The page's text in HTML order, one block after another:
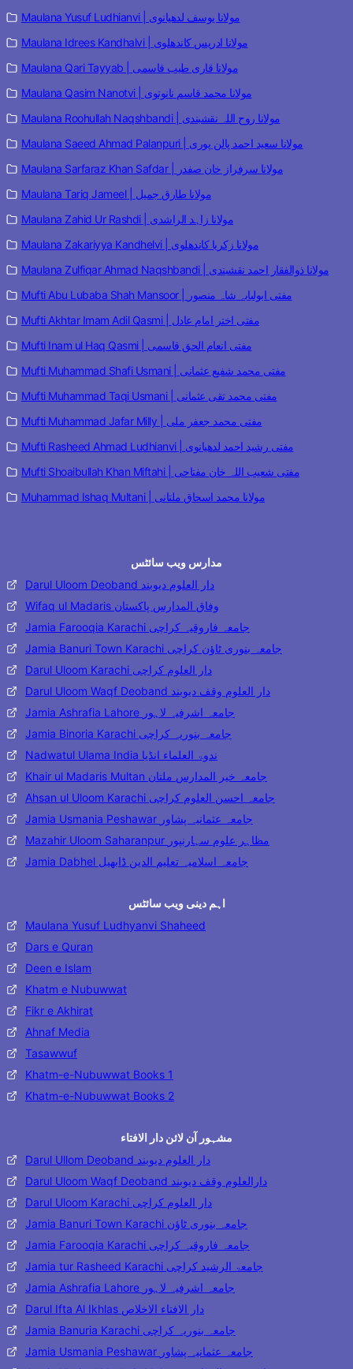
Maulana Yusuf Ludhianvi | مولانا یوسف لدھیانوی
Maulana Idrees Kandhalvi | مولانا ادریس کاندھلوی
Maulana Qari Tayyab | مولانا قاری طیب قاسمی
Maulana Qasim Nanotvi | مولانا محمد قاسم نانوتوی
Maulana Roohullah Naqshbandi | مولانا روح اللہ نقشبندی
Maulana Saeed Ahmad Palanpuri | مولانا سعید احمد پالن پوری
Maulana Sarfaraz Khan Safdar | مولانا سرفراز خان صفدر
Maulana Tariq Jameel | مولانا طارق جمیل
Maulana Zahid Ur Rashdi | مولانا زاہد الراشدی
Maulana Zakariyya Kandhelvi | مولانا زکریا کاندھلوی
Maulana Zulfiqar Ahmad Naqshbandi | مولانا ذوالفقار احمد نقشبندی
Mufti Abu Lubaba Shah Mansoor | مفتی ابولبابہ شاہ منصور
Mufti Akhtar Imam Adil Qasmi | مفتی اختر امام عادل
Mufti Inam ul Haq Qasmi | مفتی انعام الحق قاسمی
Mufti Muhammad Shafi Usmani | مفتی محمد شفیع عثمانی
Mufti Muhammad Taqi Usmani | مفتی محمد تقی عثمانی
Mufti Muhammad Jafar Milly | مفتی محمد جعفر ملی
Mufti Rasheed Ahmad Ludhianvi | مفتی رشید احمد لدھیانوی
Mufti Shoaibullah Khan Miftahi | مفتی شعیب اللہ خان مفتاحی
Muhammad Ishaq Multani | مولانا محمد اسحاق ملتانی
مدارس ویب سائٹس
Darul Uloom Deoband دار العلوم دیوبند
Wifaq ul Madaris وفاق المدارس پاکستان
Jamia Farooqia Karachi جامعہ فاروقیہ کراچی
Jamia Banuri Town Karachi جامعہ بنوری ٹاؤن کراچی
Darul Uloom Karachi دار العلوم کراچی
Darul Uloom Waqf Deoband دار العلوم وقف دیوبند
Jamia Ashrafia Lahore جامعہ اشرفیہ لاہور
Jamia Binoria Karachi جامعہ بنوریہ کراچی
Nadwatul Ulama India ندوۃ العلماء انڈیا
Khair ul Madaris Multan جامعہ خیر المدارس ملتان
Ahsan ul Uloom Karachi جامعہ احسن العلوم کراچی
Jamia Usmania Peshawar جامعہ عثمانیہ پشاور
Mazahir Uloom Saharanpur مظاہر علوم سہارنپور
Jamia Dabhel جامعہ اسلامیہ تعلیم الدین ڈابھیل
اہم دینی ویب سائٹس
Maulana Yusuf Ludhyanvi Shaheed
Dars e Quran
Deen e Islam
Khatm e Nubuwwat
Fikr e Akhirat
Ahnaf Media
Tasawwuf
Khatm-e-Nubuwwat Books 1
Khatm-e-Nubuwwat Books 2
مشہور آن لائن دار الافتاء
Darul Ullom Deoband دار العلوم دیوبند
Darul Uloom Waqf Deoband دارالعلوم وقف دیوبند
Darul Uloom Karachi دار العلوم کراچی
Jamia Banuri Town Karachi جامعہ بنوری ٹاؤن
Jamia Farooqia Karachi جامعہ فاروقیہ کراچی
Jamia tur Rasheed Karachi جامعۃ الرشید کراچی
Jamia Ashrafia Lahore جامعہ اشرفیہ لاہور
Darul Ifta Al Ikhlas دار الافتاء الاخلاص
Jamia Banuria Karachi جامعہ بنوریہ کراچی
Jamia Usmania Peshawar جامعہ عثمانیہ پشاور